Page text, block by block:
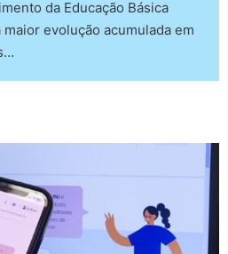
da Educação Básica
evolução acumulada em